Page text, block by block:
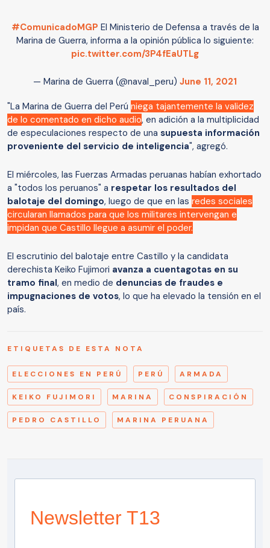
#ComunicadoMGP El Ministerio de Defensa a través de la
Marina de Guerra, informa a la opinión pública lo siguiente:
pic.twitter.com/3P4fEaUTLg
— Marina de Guerra (@naval_peru) June 11, 2021
"La Marina de Guerra del Perú niega tajantemente la validez
de lo comentado en dicho audio, en adición a la multiplicidad
de especulaciones respecto de una supuesta información
proveniente del servicio de inteligencia", agregó.
El miércoles, las Fuerzas Armadas peruanas habían exhortado
a "todos los peruanos" a respetar los resultados del
balotaje del domingo, luego de que en las redes sociales
circularan llamados para que los militares intervengan e
impidan que Castillo llegue a asumir el poder.
El escrutinio del balotaje entre Castillo y la candidata
derechista Keiko Fujimori avanza a cuentagotas en su
tramo final, en medio de denuncias de fraudes e
impugnaciones de votos, lo que ha elevado la tensión en el
país.
ETIQUETAS DE ESTA NOTA
ELECCIONES EN PERÚ PERÚ ARMADA
KEIKO FUJIMORI MARINA CONSPIRACIÓN
PEDRO CASTILLO MARINA PERUANA
Newsletter T13